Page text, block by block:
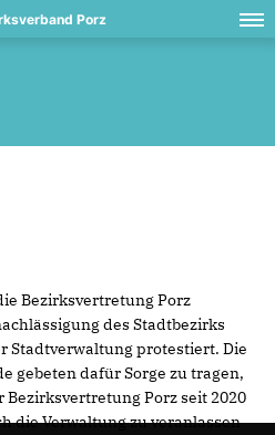
Porz
Bezirksvertretung Porz
des Stadtbezirks
Stadtverwaltung protestiert. Die
gebeten dafür Sorge zu tragen,
Bezirksvertretung Porz seit 2020
die Verwaltung zu veranlassen